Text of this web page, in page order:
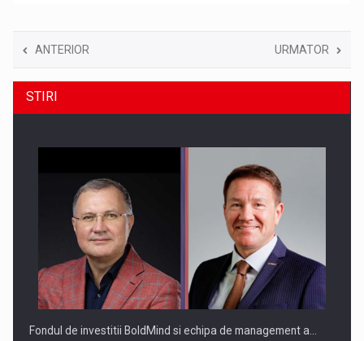
ANTERIOR URMATOR
STIRI
Fondul de investitii BoldMind si echipa de management a…